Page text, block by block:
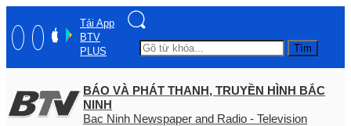
Tải App
BTV
PLUS
Tìm
BÁO VÀ PHÁT THANH, TRUYỀN HÌNH BẮC
NINH
Bac Ninh Newspaper and Radio - Television